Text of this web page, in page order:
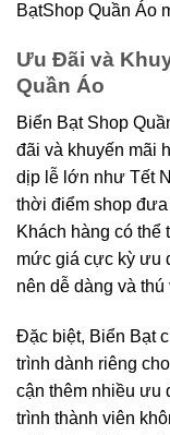
BạtShop Quần Áo
Ưu Đãi và
Quần Áo
Biển Bạt Shop
đãi và khuyến mãi
dịp lễ lớn như Tết
thời điểm shop
Khách hàng có thể
mức giá cực kỳ ưu
nên dễ dàng và thú
Đặc biệt, Biển Bạt
trình dành riêng
cận thêm nhiều ưu
trình thành viên